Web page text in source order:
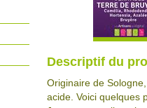
Descriptif du
Originaire de
acide. Voici quelques